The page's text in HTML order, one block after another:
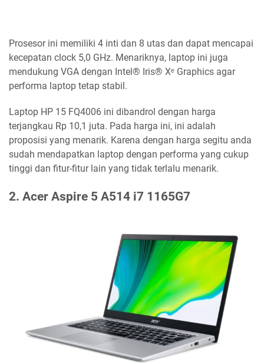
Prosesor ini memiliki 4 inti dan 8 utas dan dapat mencapai
kecepatan clock 5,0 GHz. Menariknya, laptop ini juga
mendukung VGA dengan Intel® Iris® Xᵉ Graphics agar
performa laptop tetap stabil.
Laptop HP 15 FQ4006 ini dibandrol dengan harga
terjangkau Rp 10,1 juta. Pada harga ini, ini adalah
proposisi yang menarik. Karena dengan harga segitu anda
sudah mendapatkan laptop dengan performa yang cukup
tinggi dan fitur-fitur lain yang tidak terlalu menarik.
2. Acer Aspire 5 A514 i7 1165G7